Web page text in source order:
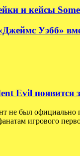
и кейсы
Уэбб»
Evil
не был официально
игрового